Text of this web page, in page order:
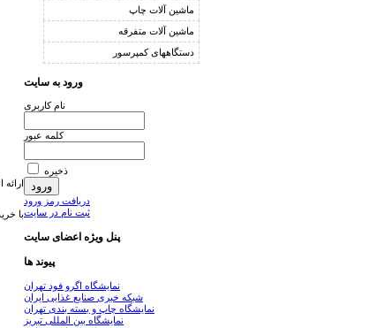
با خرید
ماشین آلات چاپ
ماشين آلات متفرقه
دستگاههای کمپرسور
ورود به سایت
نام كاربری
كلمه عبور
ذخیره
دریافت رمز ورود
ثبت نام در سایت
پنل ویژه اعضای سایت
پیوند ها
نمایشگاه اگرو فود تهران
شبکه خبری صنایع غذایی ایران
نمایشگاه چاپ و بسته بندی تهران
نمایشگاه بین المللی تبریز